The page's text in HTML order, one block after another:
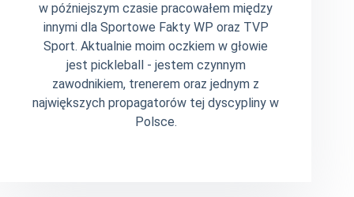
w późniejszym czasie pracowałem między
innymi dla Sportowe Fakty WP oraz TVP
Sport. Aktualnie moim oczkiem w głowie
jest pickleball - jestem czynnym
zawodnikiem, trenerem oraz jednym z
największych propagatorów tej dyscypliny w
Polsce.